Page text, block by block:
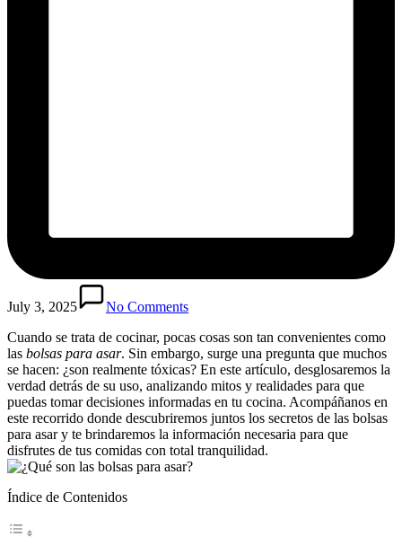
July 3, 2025
No Comments
Cuando se ⁣trata de cocinar,‌ pocas cosas son tan convenientes ‌como
las bolsas‍ para asar. Sin embargo, ‌surge ‌una pregunta‍ que muchos
se hacen:​ ¿son realmente tóxicas? En ​este artículo, desglosaremos la
verdad detrás⁣ de su‌ uso, analizando⁣ mitos y realidades para que
puedas tomar⁢ decisiones informadas​ en tu cocina. Acompáñanos en ​
este recorrido donde descubriremos juntos los secretos de las bolsas
para asar ⁣y te⁣ brindaremos ⁤la información necesaria para que
disfrutes de tus comidas con total​ tranquilidad.
Índice de Contenidos